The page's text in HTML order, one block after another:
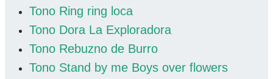
Tono Ring ring loca
Tono Dora La Exploradora
Tono Rebuzno de Burro
Tono Stand by me Boys over flowers